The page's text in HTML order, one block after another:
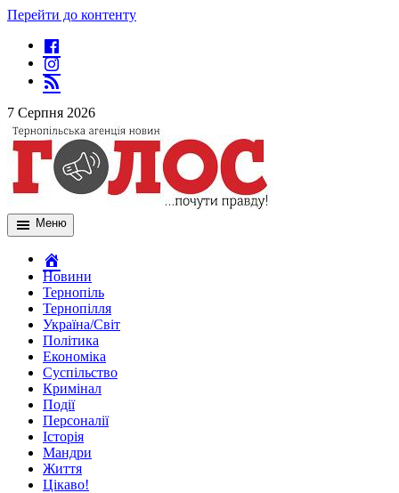
Перейти до контенту
7 Серпня 2026
Меню
Новини
Тернопіль
Тернопілля
Україна/Світ
Політика
Економіка
Суспільство
Кримінал
Події
Персоналії
Історія
Мандри
Життя
Цікаво!